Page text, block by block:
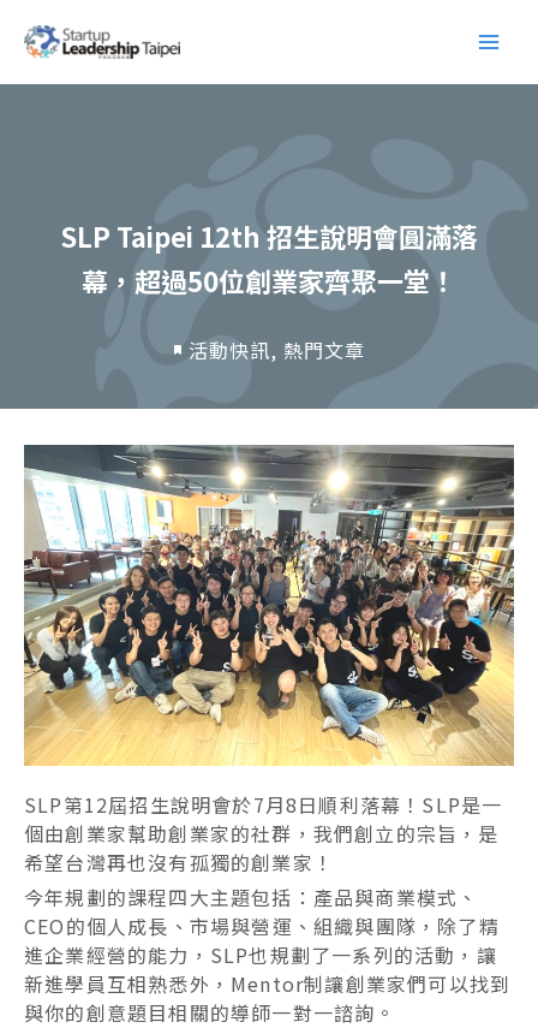
SLP Taipei 12th 招生說明會圓滿落
幕，超過50位創業家齊聚一堂！
活動快訊, 熱門文章
SLP第12屆招生說明會於7月8日順利落幕！SLP是一
個由創業家幫助創業家的社群，我們創立的宗旨，是
希望台灣再也沒有孤獨的創業家！
今年規劃的課程四大主題包括：產品與商業模式、
CEO的個人成長、市場與營運、組織與團隊，除了精
進企業經營的能力，SLP也規劃了一系列的活動，讓
新進學員互相熟悉外，Mentor制讓創業家們可以找到
與你的創意題目相關的導師一對一諮詢。